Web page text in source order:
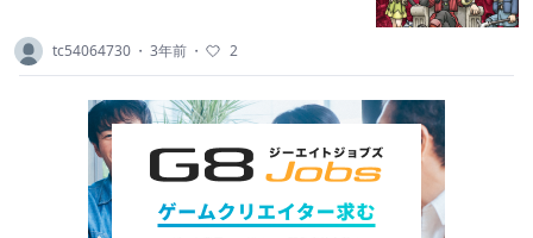
tc54064730 ・ 3年前 ・ 2